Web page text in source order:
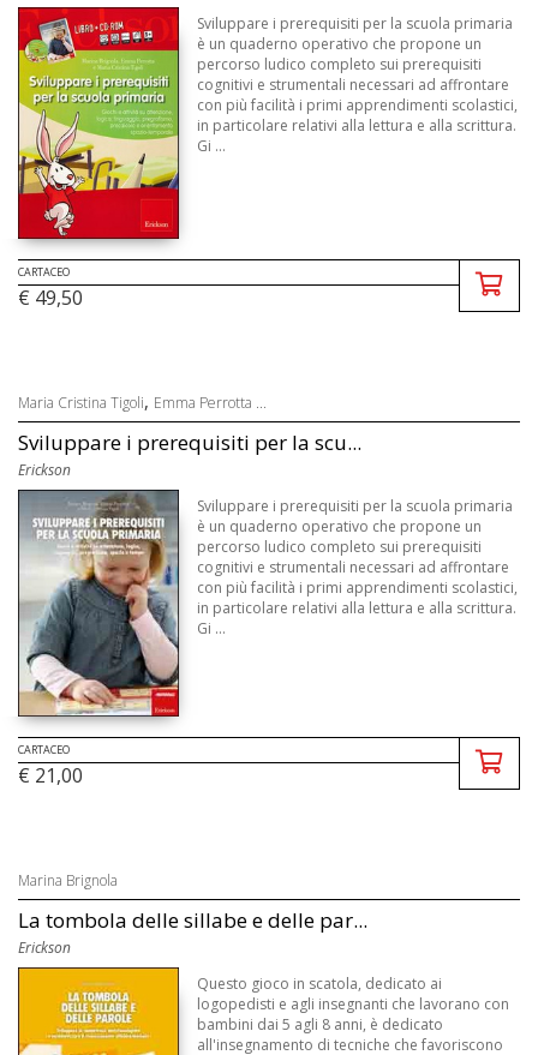
Sviluppare i prerequisiti per la scuola primaria
è un quaderno operativo che propone un
percorso ludico completo sui prerequisiti
cognitivi e strumentali necessari ad affrontare
con più facilità i primi apprendimenti scolastici,
in particolare relativi alla lettura e alla scrittura.
Gi ...
CARTACEO
€ 49,50
Maria Cristina Tigoli, Emma Perrotta ...
Sviluppare i prerequisiti per la scu...
Erickson
Sviluppare i prerequisiti per la scuola primaria
è un quaderno operativo che propone un
percorso ludico completo sui prerequisiti
cognitivi e strumentali necessari ad affrontare
con più facilità i primi apprendimenti scolastici,
in particolare relativi alla lettura e alla scrittura.
Gi ...
CARTACEO
€ 21,00
Marina Brignola
La tombola delle sillabe e delle par...
Erickson
Questo gioco in scatola, dedicato ai
logopedisti e agli insegnanti che lavorano con
bambini dai 5 agli 8 anni, è dedicato
all'insegnamento di tecniche che favoriscono